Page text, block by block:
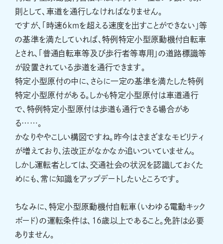
則として、車道を通行しなければなりません。
ですが、「時速6kmを超える速度を出すことができない」等
の基準を満たしていれば、特例特定小型原動機付自転車
とされ、「普通自転車等及び歩行者等専用」の道路標識等
が設置されている歩道を通行できます。
特定小型原付の中に、さらに一定の基準を満たした特例
特定小型原付がある。しかも特定小型原付は車道通行
で、特例特定小型原付は歩道も通行できる場合があ
る……。
かなりややこしい構図ですね。昨今はさまざまなモビリティ
が増えており、法改正がなかなか追いついていません。
しかし運転者としては、交通社会の状況を認識しておくた
めにも、常に知識をアップデートしたいところです。
ちなみに、特定小型原動機付自転車（いわゆる電動キック
ボード）の運転条件は、16歳以上であること。免許は必要
ありません。